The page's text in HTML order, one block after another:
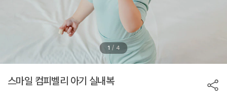
1 / 4
스마일 컴피벨리 아기 실내복